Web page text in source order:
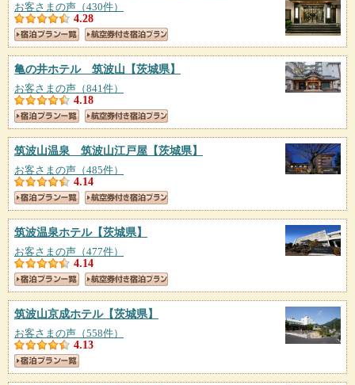
お客さまの声（430件）
4.28
亀の井ホテル 筑波山 【茨城県】
お客さまの声（841件）
4.18
筑波山温泉 筑波山江戸屋 【茨城県】
お客さまの声（485件）
4.14
筑波温泉ホテル【茨城県】
お客さまの声（477件）
4.14
筑波山京成ホテル【茨城県】
お客さまの声（558件）
4.13